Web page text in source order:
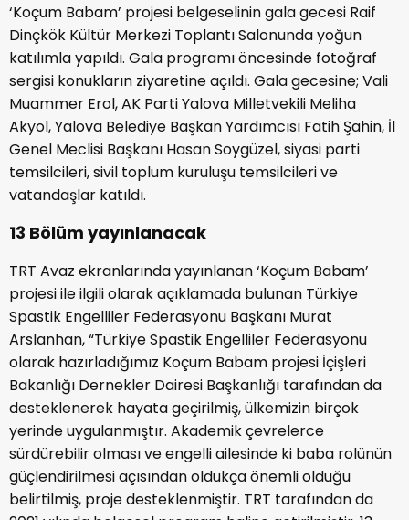
‘Koçum Babam’ projesi belgeselinin gala gecesi Raif
Dinçkök Kültür Merkezi Toplantı Salonunda yoğun
katılımla yapıldı. Gala programı öncesinde fotoğraf
sergisi konukların ziyaretine açıldı. Gala gecesine; Vali
Muammer Erol, AK Parti Yalova Milletvekili Meliha
Akyol, Yalova Belediye Başkan Yardımcısı Fatih Şahin, İl
Genel Meclisi Başkanı Hasan Soygüzel, siyasi parti
temsilcileri, sivil toplum kuruluşu temsilcileri ve
vatandaşlar katıldı.
13 Bölüm yayınlanacak
TRT Avaz ekranlarında yayınlanan ‘Koçum Babam’
projesi ile ilgili olarak açıklamada bulunan Türkiye
Spastik Engelliler Federasyonu Başkanı Murat
Arslanhan, “Türkiye Spastik Engelliler Federasyonu
olarak hazırladığımız Koçum Babam projesi İçişleri
Bakanlığı Dernekler Dairesi Başkanlığı tarafından da
desteklenerek hayata geçirilmiş, ülkemizin birçok
yerinde uygulanmıştır. Akademik çevrelerce
sürdürebilir olması ve engelli ailesinde ki baba rolünün
güçlendirilmesi açısından oldukça önemli olduğu
belirtilmiş, proje desteklenmiştir. TRT tarafından da